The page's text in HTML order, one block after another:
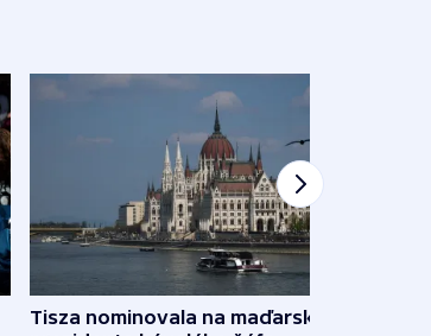
Tisza nominovala na maďarského